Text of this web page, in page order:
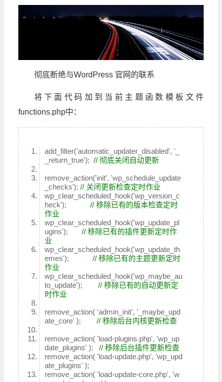
彻底断绝与WordPress 官网的联系
将下面代码加到当前主题函数模板文件
functions.php中：
add_filter('automatic_updater_disabled', '_
_return_true'); // 彻底关闭自动更新
remove_action('init', 'wp_schedule_update
_checks'); // 关闭更新检查定时作业
wp_clear_scheduled_hook('wp_version_c
heck'); // 移除已有的版本检查定时
作业
wp_clear_scheduled_hook('wp_update_pl
ugins'); // 移除已有的插件更新定时作
业
wp_clear_scheduled_hook('wp_update_th
emes'); // 移除已有的主题更新定时
作业
wp_clear_scheduled_hook('wp_maybe_au
to_update'); // 移除已有的自动更新定
时作业
remove_action( 'admin_init', '_maybe_upd
ate_core' ); // 移除后台内核更新检查
remove_action( 'load-plugins.php', 'wp_up
date_plugins' ); // 移除后台插件更新检查
remove_action( 'load-update.php', 'wp_upd
ate_plugins' );
remove_action( 'load-update-core.php', 'w